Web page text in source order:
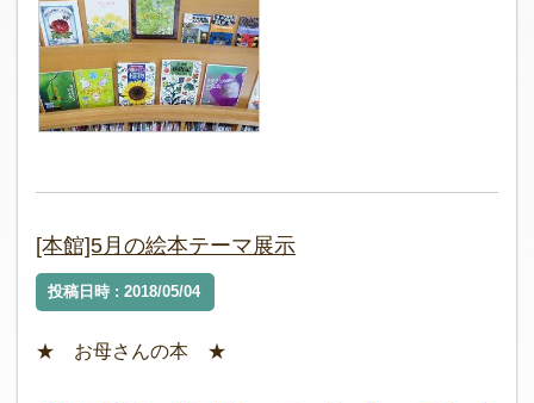
[本館]5月の絵本テーマ展示
投稿日時 : 2018/05/04
★ お母さんの本 ★